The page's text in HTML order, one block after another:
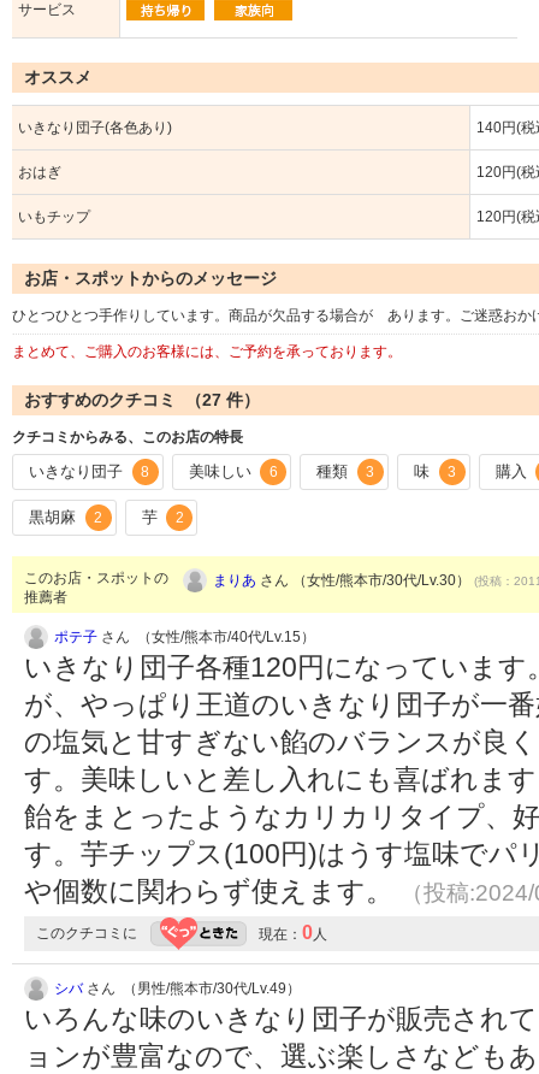
サービス
オススメ
いきなり団子(各色あり) 140円(税
おはぎ 120円(税
いもチップ 120円(税
お店・スポットからのメッセージ
ひとつひとつ手作りしています。商品が欠品する場合が あります。ご迷惑お
まとめて、ご購入のお客様には、ご予約を承っております。
おすすめのクチコミ （27 件）
クチコミからみる、このお店の特長
いきなり団子 8 美味しい 6 種類 3 味 3 購入
黒胡麻 2 芋 2
このお店・スポットの
推薦者
まりあ さん （女性/熊本市/30代/Lv.30） (投稿：
ポテ子 さん （女性/熊本市/40代/Lv.15）
いきなり団子各種120円になっていま
が、やっぱり王道のいきなり団子が一
の塩気と甘すぎない餡のバランスが良
す。美味しいと差し入れにも喜ばれま
飴をまとったようなカリカリタイプ、
す。芋チップス(100円)はうす塩味でパ
や個数に関わらず使えます。
（投稿
このクチコミに 現在： 0人
シバさん （男性/熊本市/30代/Lv.49）
いろんな味のいきなり団子が販売され
ョンが豊富なので、選ぶ楽しさなども